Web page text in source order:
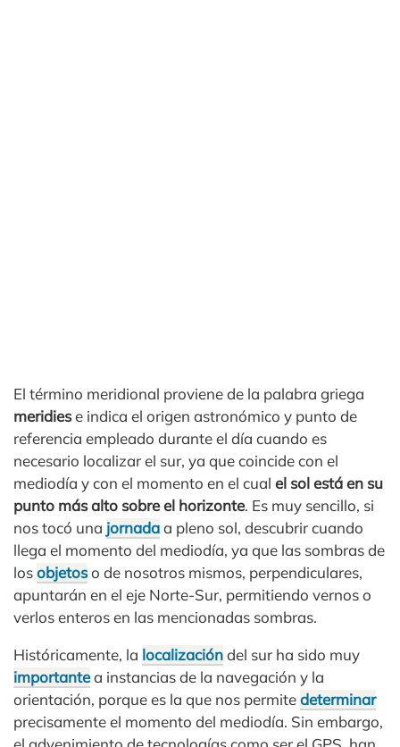
El término meridional proviene de la palabra griega
meridiese indica el origen astronómico y punto de
referencia empleado durante el día cuando es
necesario localizar el sur, ya que coincide con el
mediodía y con el momento en el cual el sol está en su
punto más alto sobre el horizonte. Es muy sencillo, si
nos tocó una jornadaa pleno sol, descubrir cuando
llega el momento del mediodía, ya que las sombras de
losobjetoso de nosotros mismos, perpendiculares,
apuntarán en el eje Norte-Sur, permitiendo vernos o
verlos enteros en las mencionadas sombras.
Históricamente, la localizacióndel sur ha sido muy
importantea instancias de la navegación y la
orientación, porque es la que nos permitedeterminar
precisamente el momento del mediodía. Sin embargo,